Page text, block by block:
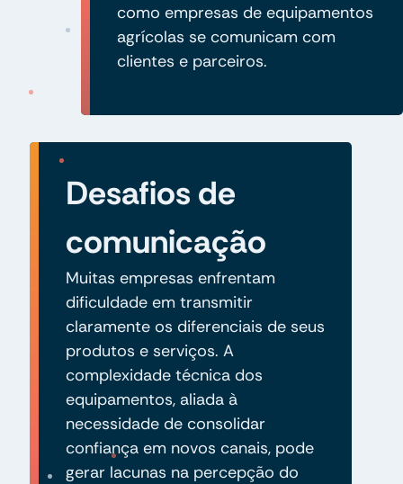
como empresas de equipamentos
agrícolas se comunicam com
clientes e parceiros.
Desafios de
comunicação
Muitas empresas enfrentam
dificuldade em transmitir
claramente os diferenciais de seus
produtos e serviços. A
complexidade técnica dos
equipamentos, aliada à
necessidade de consolidar
confiança em novos canais, pode
gerar lacunas na percepção do